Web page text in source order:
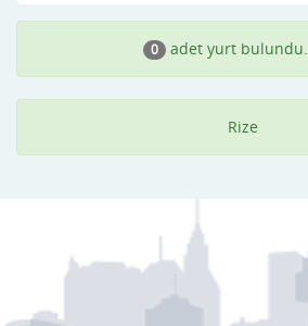
Kız Pansiyonları
0 adet yurt bulundu.
Rize